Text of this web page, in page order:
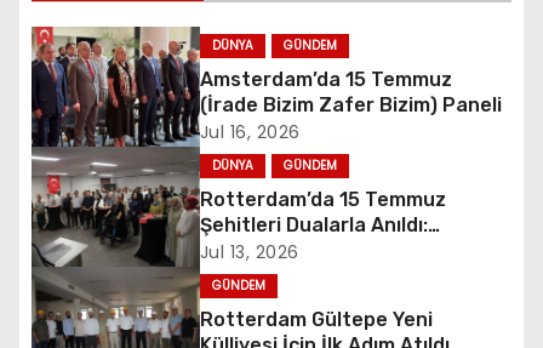
n
a
v
i
g
a
t
DÜNYA GÜNDEM
Amsterdam’da 15 Temmuz
(İrade Bizim Zafer Bizim) Paneli
Jul 16, 2026
DÜNYA GÜNDEM
Rotterdam’da 15 Temmuz
Şehitleri Dualarla Anıldı:
“Demokrasiye Sahip Çıkmanın
Sembolü”
Jul 13, 2026
GÜNDEM
Rotterdam Gültepe Yeni